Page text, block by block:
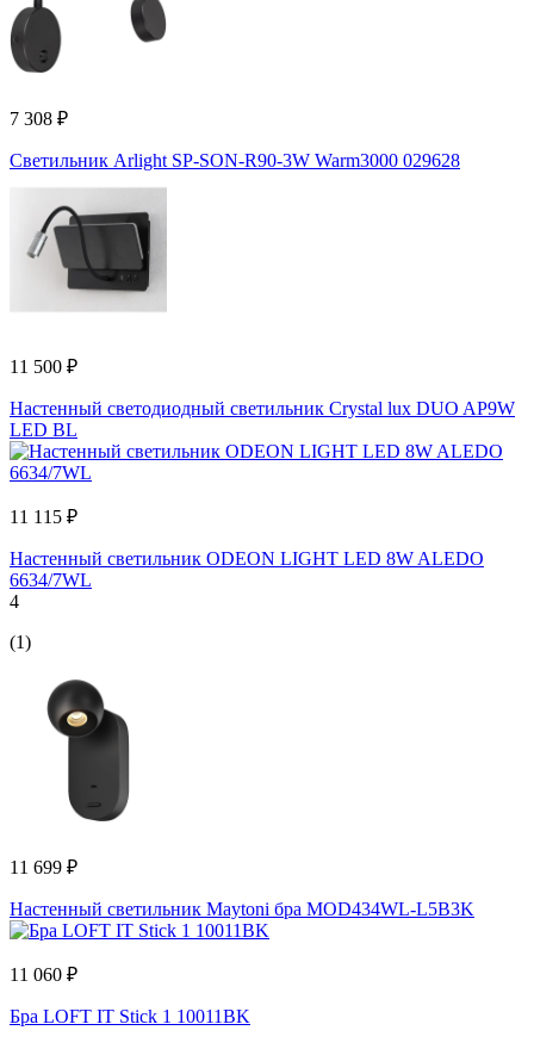
7 308 ₽
Светильник Arlight SP-SON-R90-3W Warm3000 029628
11 500 ₽
Настенный светодиодный светильник Crystal lux DUO AP9W
LED BL
11 115 ₽
Настенный светильник ODEON LIGHT LED 8W ALEDO
6634/7WL
4
(1)
11 699 ₽
Настенный светильник Maytoni бра MOD434WL-L5B3K
11 060 ₽
Бра LOFT IT Stick 1 10011BK